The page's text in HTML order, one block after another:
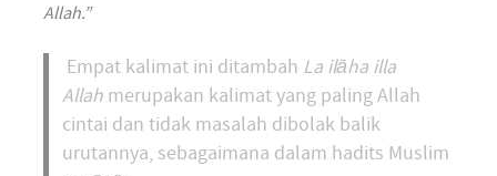
Allah.”
Empat kalimat ini ditambah La ilāha illa
Allah merupakan kalimat yang paling Allah
cintai dan tidak masalah dibolak balik
urutannya, sebagaimana dalam hadits Muslim